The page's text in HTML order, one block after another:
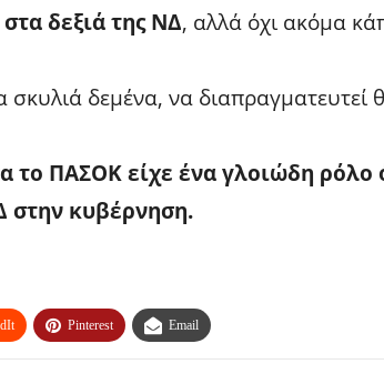
δεξιά της ΝΔ, αλλά όχι ακόμα
δεμένα, να διαπραγματευτεί
το ΠΑΣΟΚ είχε ένα γλοιώδη ρόλο
στην κυβέρνηση.
Pinterest Email